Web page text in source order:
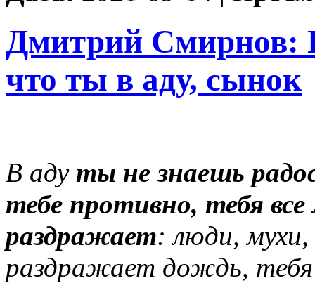
Дмитрий Смирнов:
что ты в аду, сынок
В аду ты не знаешь
тебе противно, тебя
раздражает: люди,
раздражает дождь,